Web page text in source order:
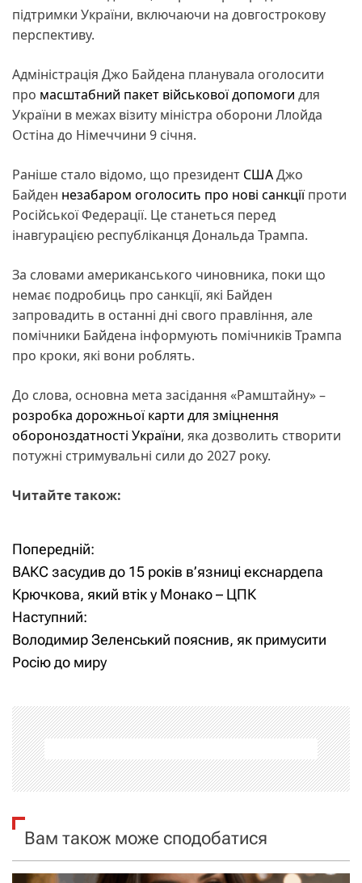
підтримки України, включаючи на довгострокову
перспективу.
Адміністрація Джо Байдена планувала оголосити
про масштабний пакет військової допомоги для
України в межах візиту міністра оборони Ллойда
Остіна до Німеччини 9 січня.
Раніше стало відомо, що президент СШАДжо
Байден незабаром оголосить про нові санкціїпроти
Російської Федерації. Це станеться перед
інавгурацією республіканця Дональда Трампа.
За словами американського чиновника, поки що
немає подробиць про санкції, які Байден
запровадить в останні дні свого правління, але
помічники Байдена інформують помічників Трампа
про кроки, які вони роблять.
До слова, основна мета засідання «Рамштайну» –
розробка дорожньої карти для зміцнення
обороноздатності України, яка дозволить створити
потужні стримувальні сили до 2027 року.
Читайте також:
Н
а
в
і
а
ц
і
я
з
Попередній:
ВАКС засудив до 15 років в’язниці екснардепа
Крючкова, який втік у Монако – ЦПК
Наступний:
Володимир Зеленський пояснив, як примусити
Росію до миру
Вам також може сподобатися